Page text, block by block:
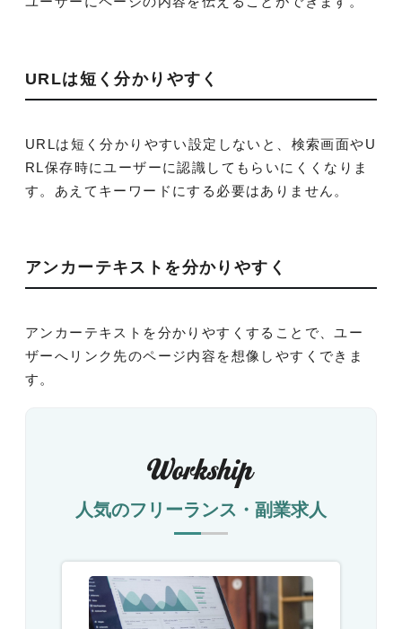
URLは短く分かりやすく
URLは短く分かりやすい設定しないと、検索画面やU
RL保存時にユーザーに認識してもらいにくくなりま
す。あえてキーワードにする必要はありません。
アンカーテキストを分かりやすく
アンカーテキストを分かりやすくすることで、ユー
ザーへリンク先のページ内容を想像しやすくできま
す。
人気のフリーランス・副業求人